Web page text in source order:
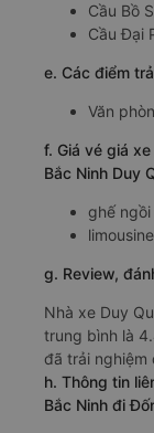
Cầu Bồ
Cầu Đại
e. Các điểm
Văn
f. Giá vé giá
Bắc Ninh Duy
ghế
g. Review,
Nhà xe Duy
trung bình là
đã trải nghiệm
h. Thông tin
Bắc Ninh đi